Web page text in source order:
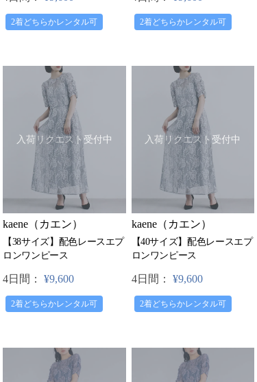
2着どちらかレンタル可 2着どちらかレンタル可
入荷リクエスト受付中
kaene（カエン）
【38サイズ】配色レースエプ
ロンワンピース
4日間： ¥9,600
2着どちらかレンタル可
入荷リクエスト受付中
kaene（カエン）
【40サイズ】配色レースエプ
ロンワンピース
4日間： ¥9,600
2着どちらかレンタル可